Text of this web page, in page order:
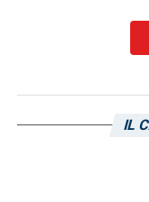
LA PLAYLIST
IL